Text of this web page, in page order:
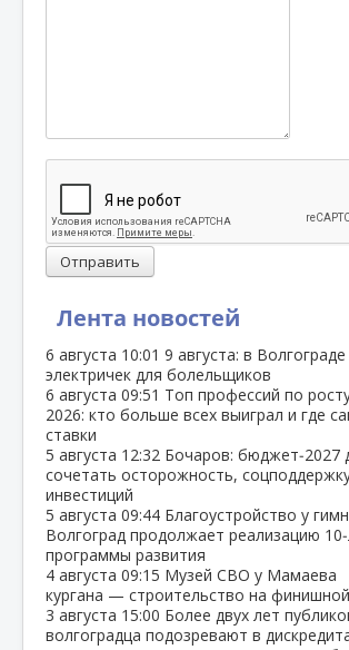
Лента новостей
6 августа 10:01 9 августа: в
электричек для болельщиков
6 августа 09:51 Топ профессий по
2026: кто больше всех выиграл и где
ставки
5 августа 12:32 Бочаров: бюджет‑2027
сочетать осторожность,
инвестиций
5 августа 09:44 Благоустройство у
Волгоград продолжает реализацию
программы развития
4 августа 09:15 Музей СВО у Мамаева
кургана — строительство на
3 августа 15:00 Более двух лет
волгоградца подозревают в
Отправить